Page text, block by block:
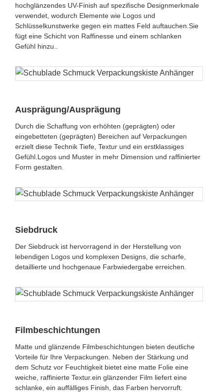
hochglänzendes UV-Finish auf spezifische Designmerkmale
verwendet, wodurch Elemente wie Logos und
Schlüsselkunstwerke gegen ein mattes Feld auftauchen.Sie
fügt eine Schicht von Raffinesse und einem schlanken
Gefühl hinzu..
Ausprägung/Ausprägung
Durch die Schaffung von erhöhten (geprägten) oder
eingebetteten (geprägten) Bereichen auf Verpackungen
erzielt diese Technik Tiefe, Textur und ein erstklassiges
Gefühl.Logos und Muster in mehr Dimension und raffinierter
Form gestalten.
Siebdruck
Der Siebdruck ist hervorragend in der Herstellung von
lebendigen Logos und komplexen Designs, die scharfe,
detaillierte und hochgenaue Farbwiedergabe erreichen.
Filmbeschichtungen
Matte und glänzende Filmbeschichtungen bieten deutliche
Vorteile für Ihre Verpackungen. Neben der Stärkung und
dem Schutz vor Feuchtigkeit bietet eine matte Folie eine
weiche, raffinierte Textur.ein glänzender Film liefert eine
schlanke, ein auffälliges Finish, das Farben hervorruft.